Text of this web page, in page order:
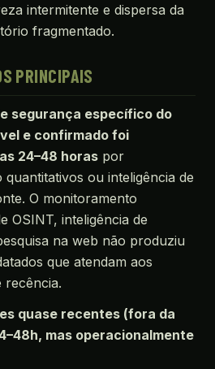
intermitente e dispersa da
fragmentado.
PRINCIPAIS
segurança específico do
e confirmado foi
24–48 horas por
ou inteligência de
O monitoramento
OSINT, inteligência de
na web não produziu
que atendam aos
recência.
quase recentes (fora da
mas operacionalmente